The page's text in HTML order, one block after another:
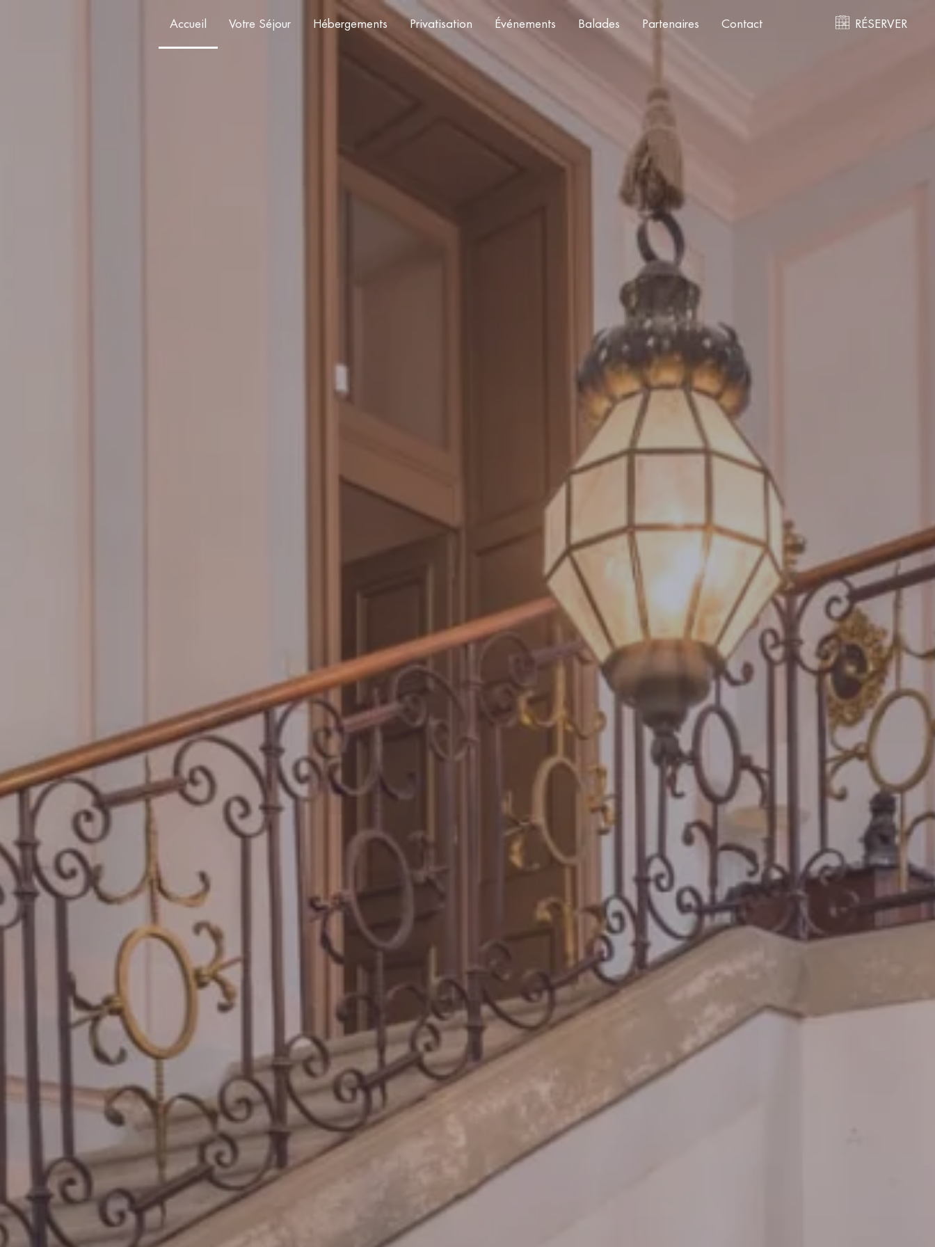
Accueil Votre Séjour Hébergements Privatisation Événements Balades Partenaires Contact RÉSERVER